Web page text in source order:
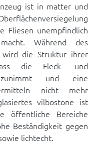
ist in matter und
Fliesen unempfindlich
Während des
wird die Struktur ihrer
die Fleck- und
zunimmt und eine
nicht mehr
vilbostone ist
öffentliche Bereiche
Beständigkeit gegen
lichtecht.